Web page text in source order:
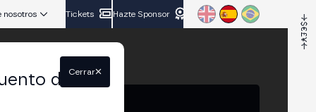
nosotros Tickets Hazte Sponsor
delCerrar